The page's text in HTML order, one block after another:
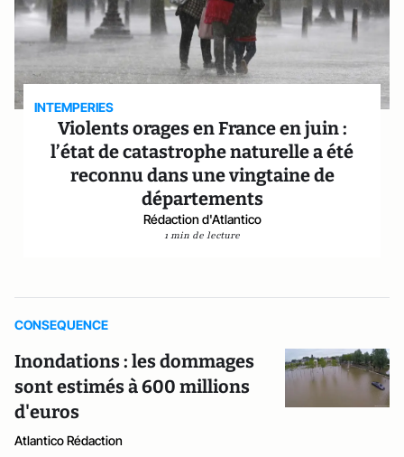
INTEMPERIES
Violents orages en France en juin :
l’état de catastrophe naturelle a été
reconnu dans une vingtaine de
départements
Rédaction d'Atlantico
1 min de lecture
CONSEQUENCE
Inondations : les dommages
sont estimés à 600 millions
d'euros
Atlantico Rédaction